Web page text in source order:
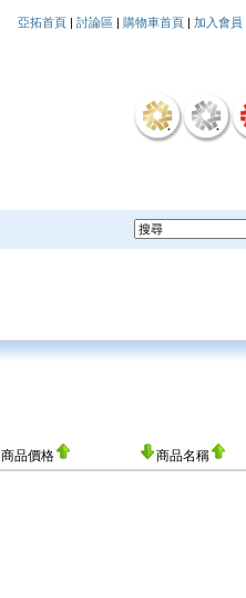
亞拓首頁 | 討論區 | 購物車首頁 | 加入會員
商品價格 商品名稱